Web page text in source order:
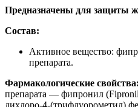
Предназначены для защиты
Состав:
Активное вещество:
препарата.
Фармакологические свойства:
препарата — фипронил